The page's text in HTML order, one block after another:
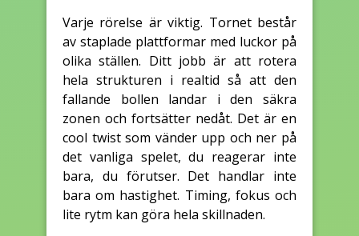
Varje rörelse är viktig. Tornet består
av staplade plattformar med luckor på
olika ställen. Ditt jobb är att rotera
hela strukturen i realtid så att den
fallande bollen landar i den säkra
zonen och fortsätter nedåt. Det är en
cool twist som vänder upp och ner på
det vanliga spelet, du reagerar inte
bara, du förutser. Det handlar inte
bara om hastighet. Timing, fokus och
lite rytm kan göra hela skillnaden.